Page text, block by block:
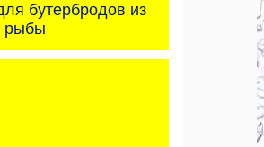
бутербродов из
рыбы